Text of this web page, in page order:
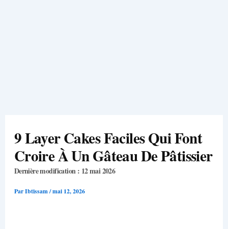
9 Layer Cakes Faciles Qui Font
Croire À Un Gâteau De Pâtissier
Dernière modification : 12 mai 2026
ParIbtissam/mai 12, 2026